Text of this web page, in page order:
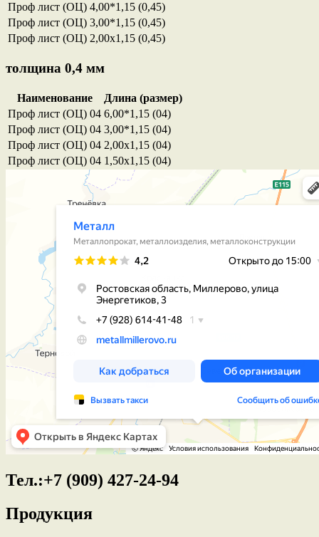
Проф лист (ОЦ) 4,00*1,15 (0,45)
Проф лист (ОЦ) 3,00*1,15 (0,45)
Проф лист (ОЦ) 2,00х1,15 (0,45)
толщина 0,4 мм
Наименование
Длина (размер)
Проф лист (ОЦ) 04 6,00*1,15 (04)
Проф лист (ОЦ) 04 3,00*1,15 (04)
Проф лист (ОЦ) 04 2,00х1,15 (04)
Проф лист (ОЦ) 04 1,50х1,15 (04)
Тел.:+7 (909) 427-24-94
Продукция